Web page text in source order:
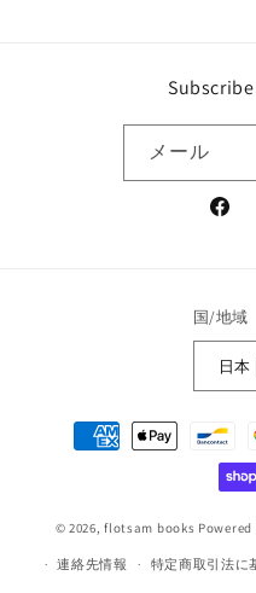
メール
国/地域
法© 2026,flotsam books
連絡先情報 特定商取引法に